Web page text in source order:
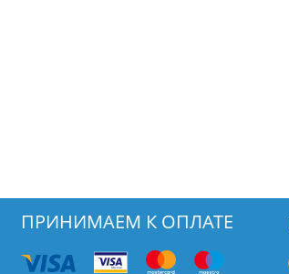
ПРИНИМАЕМ К ОПЛАТЕ